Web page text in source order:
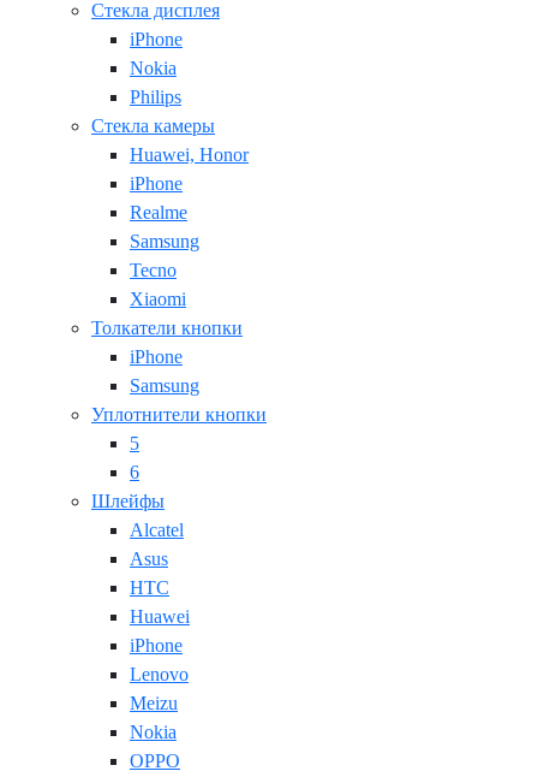
Стекла дисплея
iPhone
Nokia
Philips
Стекла камеры
Huawei, Honor
iPhone
Realme
Samsung
Tecno
Xiaomi
Толкатели кнопки
iPhone
Samsung
Уплотнители кнопки
5
6
Шлейфы
Alcatel
Asus
HTC
Huawei
iPhone
Lenovo
Meizu
Nokia
OPPO